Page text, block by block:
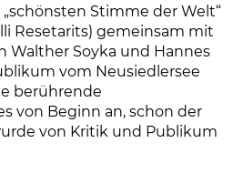
Stimme der Welt“
Resetarits) gemeinsam mit
Walther Soyka und Hannes
vom Neusiedlersee
berührende
von Beginn an, schon der
von Kritik und Publikum